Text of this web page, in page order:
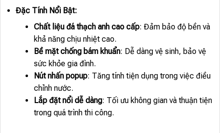
Đặc Tính Nổi Bật:
Chất liệu đá thạch anh cao cấp: Đảm bảo độ bền và
khả năng chịu nhiệt cao.
Bề mặt chống bám khuẩn: Dễ dàng vệ sinh, bảo vệ
sức khỏe gia đình.
Nút nhấn popup: Tăng tính tiện dụng trong việc điều
chỉnh nước.
Lắp đặt nổi dễ dàng: Tối ưu không gian và thuận tiện
trong quá trình thi công.